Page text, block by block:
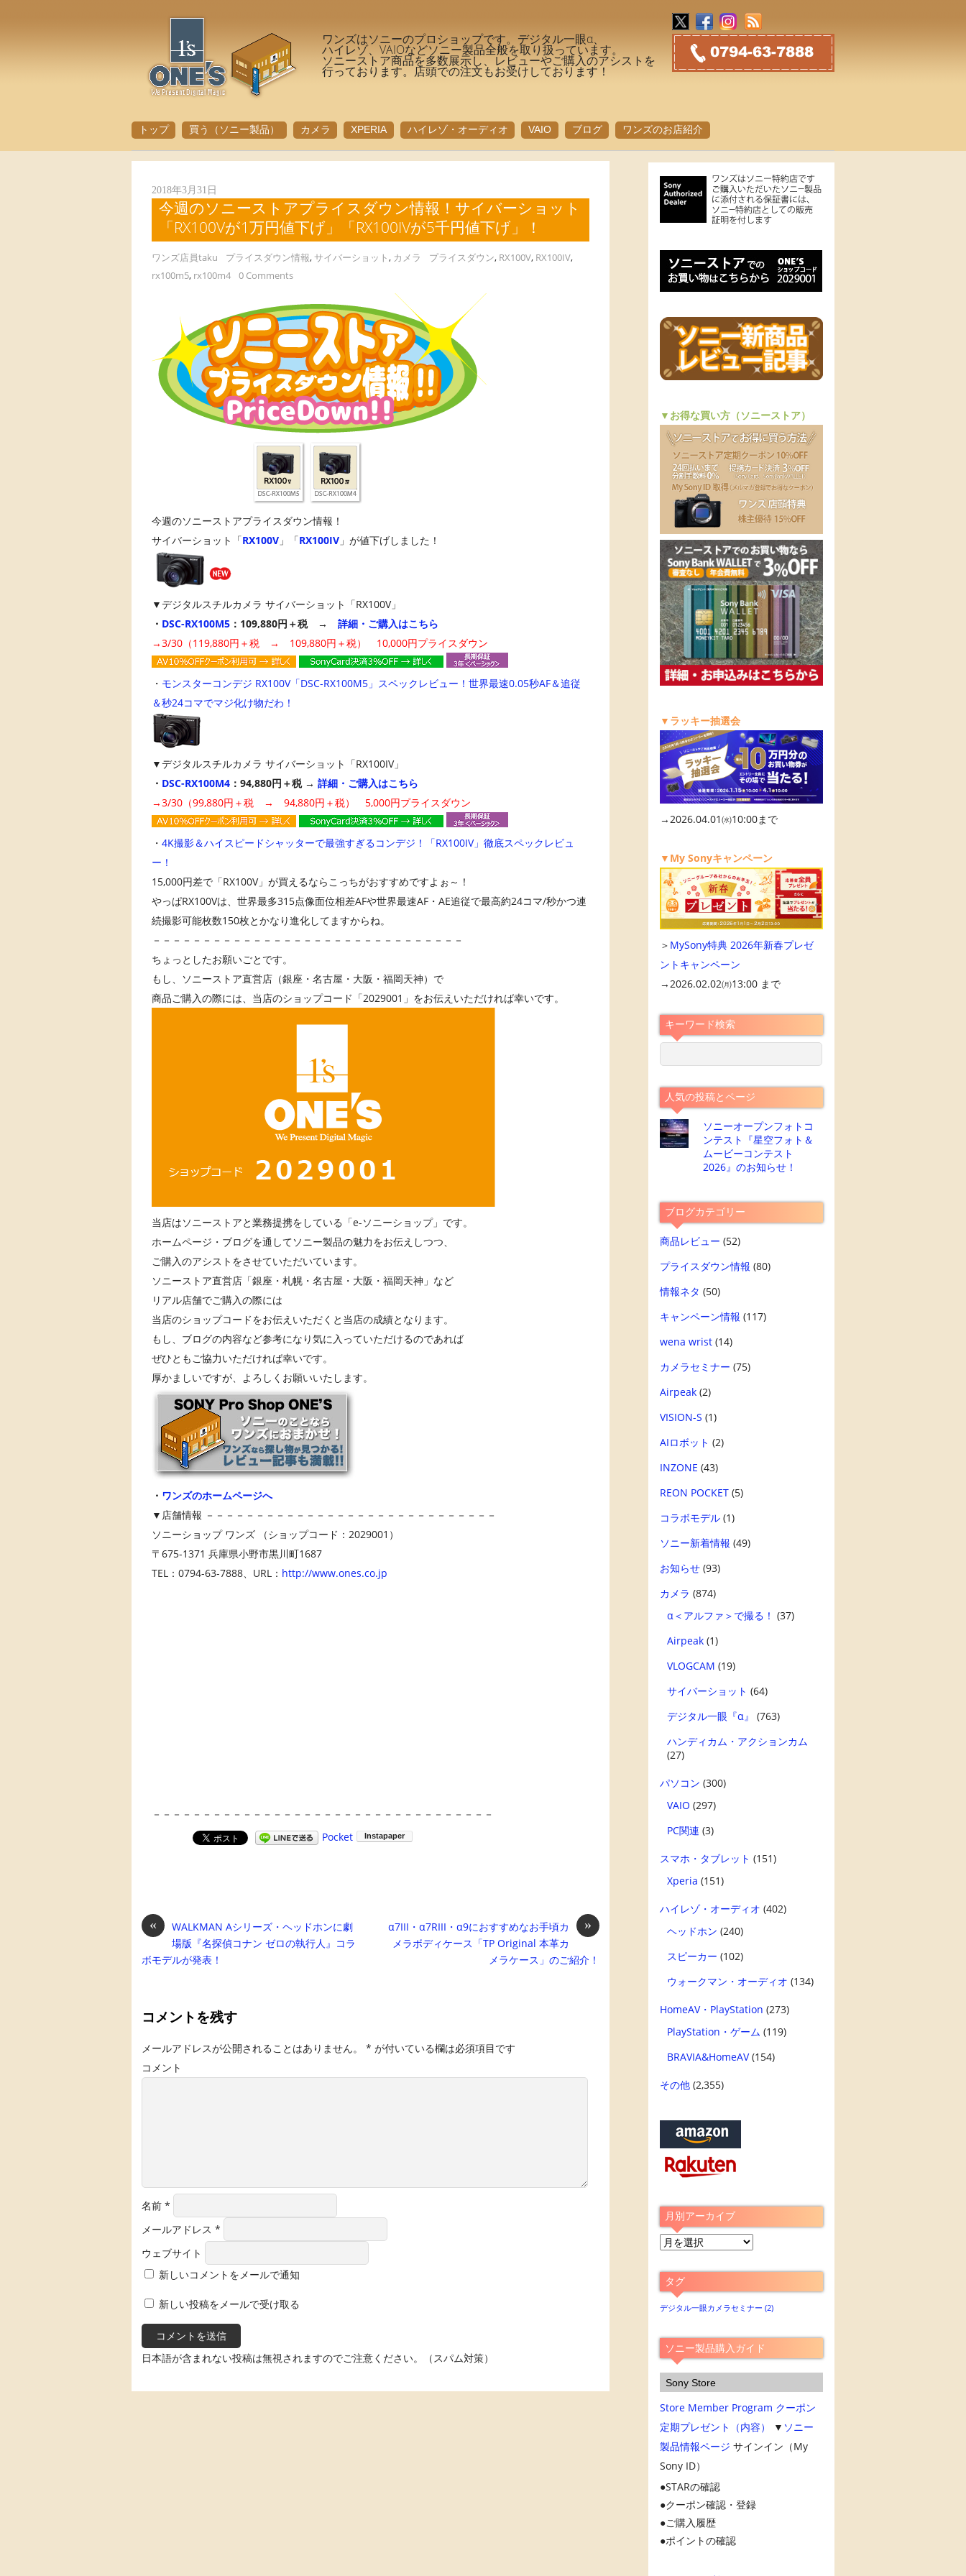
ワンズはソニーのプロショップです。デジタル一眼α、
ハイレゾ、VAIOなどソニー製品全般を取り扱っています。
ソニーストア商品を多数展示し、レビューやご購入のアシストを
行っております。店頭での注文もお受けしております！
トップ 買う（ソニー製品） カメラ XPERIA ハイレゾ・オーディオ VAIO ブログ ワンズのお店紹介
2018年3月31日
今週のソニーストアプライスダウン情報！サイバーショット
「RX100Vが1万円値下げ」「RX100IVが5千円値下げ」！
ワンズ店員taku プライスダウン情報, サイバーショット, カメラ プライスダウン, RX100V, RX100IV,
rx100m5, rx100m4 0 Comments
今週のソニーストアプライスダウン情報！
サイバーショット「RX100V」「RX100IV」が値下げしました！
▼デジタルスチルカメラ サイバーショット「RX100V」
・ DSC-RX100M5：109,880円＋税 → 詳細・ご購入はこちら
→3/30（119,880円＋税 → 109,880円＋税） 10,000円プライスダウン
・ モンスターコンデジ RX100V「DSC-RX100M5」スペックレビュー！世界最速0.05秒AF＆追従
＆秒24コマでマジ化け物だわ！
▼デジタルスチルカメラ サイバーショット「RX100IV」
・ DSC-RX100M4：94,880円＋税 → 詳細・ご購入はこちら
→3/30（99,880円＋税 → 94,880円＋税） 5,000円プライスダウン
・ 4K撮影＆ハイスピードシャッターで最強すぎるコンデジ！「RX100IV」徹底スペックレビュ
ー！
15,000円差で「RX100V」が買えるならこっちがおすすめですよぉ～！
やっぱRX100Vは、世界最多315点像面位相差AFや世界最速AF・AE追従で最高約24コマ/秒かつ連
続撮影可能枚数150枚とかなり進化してますからね。
－－－－－－－－－－－－－－－－－－－－－－－－－－－－－－－
ちょっとしたお願いごとです。
もし、ソニーストア直営店（銀座・名古屋・大阪・福岡天神）で
商品ご購入の際には、当店のショップコード「2029001」をお伝えいただければ幸いです。
当店はソニーストアと業務提携をしている「e-ソニーショップ」です。
ホームページ・ブログを通してソニー製品の魅力をお伝えしつつ、
ご購入のアシストをさせていただいています。
ソニーストア直営店「銀座・札幌・名古屋・大阪・福岡天神」など
リアル店舗でご購入の際には
当店のショップコードをお伝えいただくと当店の成績となります。
もし、ブログの内容など参考になり気に入っていただけるのであれば
ぜひともご協力いただければ幸いです。
厚かましいですが、よろしくお願いいたします。
・ ワンズのホームページへ
▼店舗情報 －－－－－－－－－－－－－－－－－－－－－－－－－－－－－
ソニーショップ ワンズ （ショップコード：2029001）
〒675-1371 兵庫県小野市黒川町1687
TEL：0794-63-7888、URL： http://www.ones.co.jp
－－－－－－－－－－－－－－－－－－－－－－－－－－－－－－－－－－
Pocket
«
WALKMAN Aシリーズ・ヘッドホンに劇
場版『名探偵コナン ゼロの執行人』コラ
ボモデルが発表！
»
α7III・α7RIII・α9におすすめなお手頃カ
メラボディケース「TP Original 本革カ
メラケース」のご紹介！
コメントを残す
メールアドレスが公開されることはありません。 * が付いている欄は必須項目です
コメント
名前 *
メールアドレス *
ウェブサイト
新しいコメントをメールで通知
新しい投稿をメールで受け取る
日本語が含まれない投稿は無視されますのでご注意ください。（スパム対策）
▼お得な買い方（ソニーストア）
▼ラッキー抽選会
→2026.04.01㈬10:00まで
▼My Sonyキャンペーン
＞ MySony特典 2026年新春プレゼ
ントキャンペーン
→2026.02.02㈪13:00 まで
キーワード検索
人気の投稿とページ
ソニーオープンフォトコ
ンテスト『星空フォト＆
ムービーコンテスト
2026』のお知らせ！
ブログカテゴリー
商品レビュー (52)
プライスダウン情報 (80)
情報ネタ (50)
キャンペーン情報 (117)
wena wrist(14)
カメラセミナー (75)
Airpeak(2)
VISION-S (1)
AIロボット (2)
INZONE (43)
REON POCKET(5)
コラボモデル(1)
ソニー新着情報 (49)
お知らせ(93)
カメラ (874)
α＜アルファ＞で撮る！ (37)
Airpeak(1)
VLOGCAM (19)
サイバーショット (64)
デジタル一眼『α』
(763)
ハンディカム・アクションカム
(27)
パソコン (300)
VAIO (297)
PC関連 (3)
スマホ・タブレット (151)
Xperia (151)
ハイレゾ・オーディオ (402)
ヘッドホン (240)
スピーカー (102)
ウォークマン・オーディオ (134)
HomeAV・PlayStation (273)
PlayStation・ゲーム (119)
BRAVIA&HomeAV(154)
その他(2,355)
月別アーカイブ
月
ア
ー
カ
ブ
タグ
デジタル一眼カメラセミナー (2)
ソニー製品購入ガイド
Sony Store
Store Member Program クーポン
定期プレゼント（内容）
▼ ソニー
製品情報ページ サインイン（My
Sony ID）
STARの確認
クーポン確認・登録
ご購入履歴
ポイントの確認